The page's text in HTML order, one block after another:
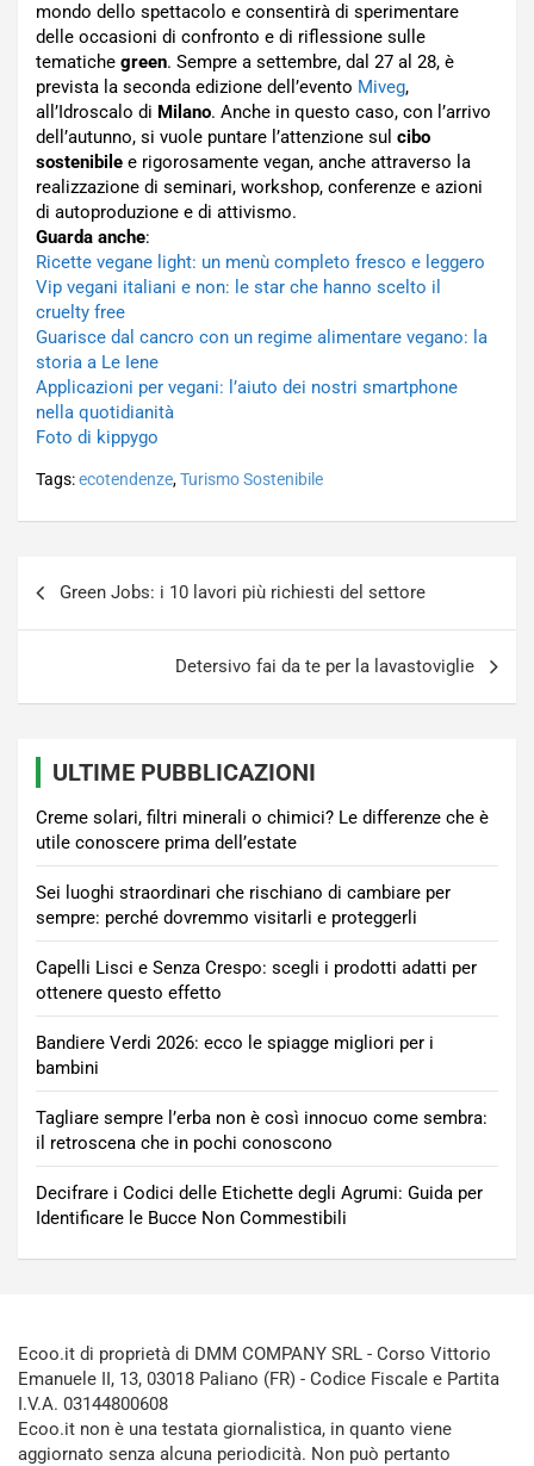
mondo dello spettacolo e consentirà di sperimentare
delle occasioni di confronto e di riflessione sulle
tematiche green. Sempre a settembre, dal 27 al 28, è
prevista la seconda edizione dell’evento Miveg,
all’Idroscalo di Milano. Anche in questo caso, con l’arrivo
dell’autunno, si vuole puntare l’attenzione sul cibo
sostenibile e rigorosamente vegan, anche attraverso la
realizzazione di seminari, workshop, conferenze e azioni
di autoproduzione e di attivismo.
Guarda anche:
Ricette vegane light: un menù completo fresco e leggero
Vip vegani italiani e non: le star che hanno scelto il
cruelty free
Guarisce dal cancro con un regime alimentare vegano: la
storia a Le Iene
Applicazioni per vegani: l’aiuto dei nostri smartphone
nella quotidianità
Foto di kippygo
Tags:ecotendenze,Turismo Sostenibile
Green Jobs: i 10 lavori più richiesti del settore
Detersivo fai da te per la lavastoviglie
ULTIME PUBBLICAZIONI
Creme solari, filtri minerali o chimici? Le differenze che è
utile conoscere prima dell’estate
Sei luoghi straordinari che rischiano di cambiare per
sempre: perché dovremmo visitarli e proteggerli
Capelli Lisci e Senza Crespo: scegli i prodotti adatti per
ottenere questo effetto
Bandiere Verdi 2026: ecco le spiagge migliori per i
bambini
Tagliare sempre l’erba non è così innocuo come sembra:
il retroscena che in pochi conoscono
Decifrare i Codici delle Etichette degli Agrumi: Guida per
Identificare le Bucce Non Commestibili
Ecoo.it di proprietà di DMM COMPANY SRL - Corso Vittorio
Emanuele II, 13, 03018 Paliano (FR) - Codice Fiscale e Partita
I.V.A. 03144800608
Ecoo.it non è una testata giornalistica, in quanto viene
aggiornato senza alcuna periodicità. Non può pertanto